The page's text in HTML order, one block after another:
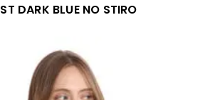
DARK BLUE NO STIRO